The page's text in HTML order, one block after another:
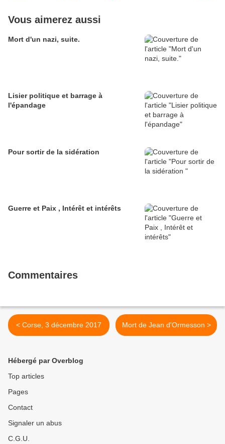
Vous aimerez aussi
Mort d'un nazi, suite.
Lisier politique et barrage à
l'épandage
Pour sortir de la sidération
Guerre et Paix , Intérêt et intérêts
Commentaires
< Corse, 3 décembre 2017 Mort de Jean d'Ormesson >
Hébergé par Overblog
Top articles
Pages
Contact
Signaler un abus
C.G.U.